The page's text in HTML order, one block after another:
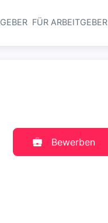
FÜR ARBEITGEBER
Bewerben